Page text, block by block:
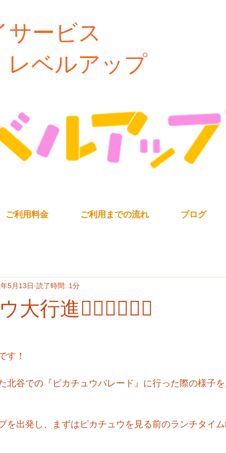
ービス
アップ
ご利用料金 ご利用までの流れ ブログ
大行進🚶‍♂️🚶‍♂️🚶‍♂️
5月13日 読了時間: 1分
す！
北谷での『ピカチュウパレード』に行った際の様子
を出発し、まずはピカチュウを見る前のランチタイ